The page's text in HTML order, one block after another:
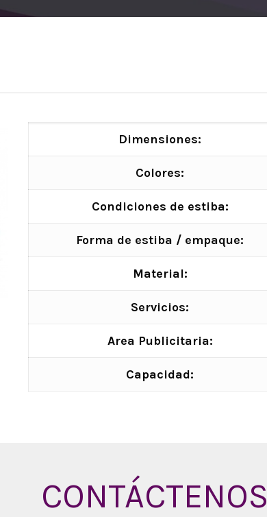
Dimensiones:
Colores:
Condiciones de estiba:
Forma de estiba / empaque:
Material:
Servicios:
Area Publicitaria:
Capacidad:
CONTÁCTENOS